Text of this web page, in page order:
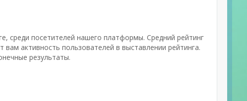
среди посетителей нашего платформы. Средний рейтинг
активность пользователей в выставлении рейтинга.
результаты.